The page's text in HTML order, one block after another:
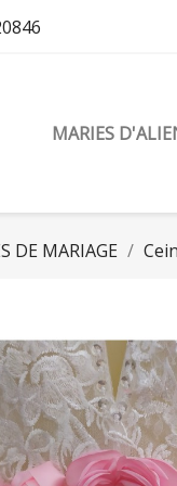
MARIES
DE MARIAGE